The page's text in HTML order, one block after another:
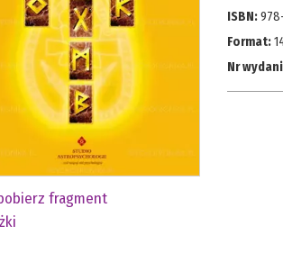
fragment
ISBN:
Format:
Nr